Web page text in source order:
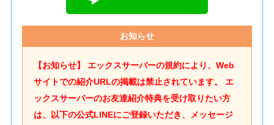
お知らせ
【お知らせ】 エックスサーバーの規約により、Web
サイトでの紹介URLの掲載は禁止されています。 エ
ックスサーバーのお友達紹介特典を受け取りたい方
は、以下の公式LINEにご登録いただき、メッセージ